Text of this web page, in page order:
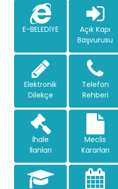
E-BELEDİYE
Açık Kapı
Başvurusu
Elektronik
Dilekçe
Telefon
Rehberi
İhale
İlanları
Meclis
Kararları